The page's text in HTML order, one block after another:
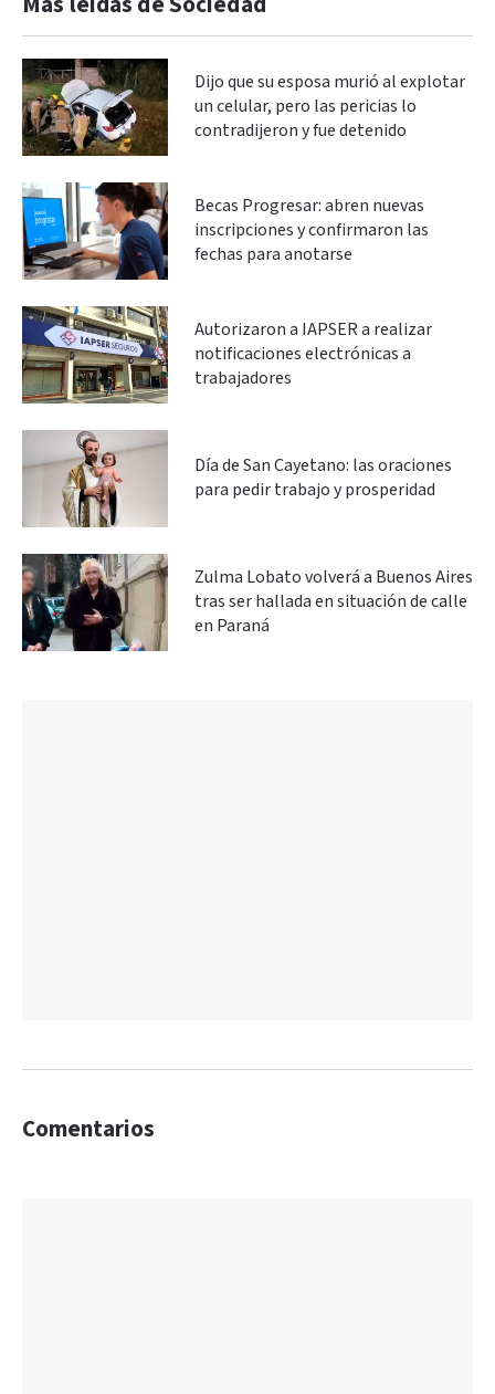
Dijo que su esposa murió al explotar
un celular, pero las pericias lo
contradijeron y fue detenido
Becas Progresar: abren nuevas
inscripciones y confirmaron las
fechas para anotarse
Autorizaron a IAPSER a realizar
notificaciones electrónicas a
trabajadores
Día de San Cayetano: las oraciones
para pedir trabajo y prosperidad
Zulma Lobato volverá a Buenos Aires
tras ser hallada en situación de calle
en Paraná
Comentarios